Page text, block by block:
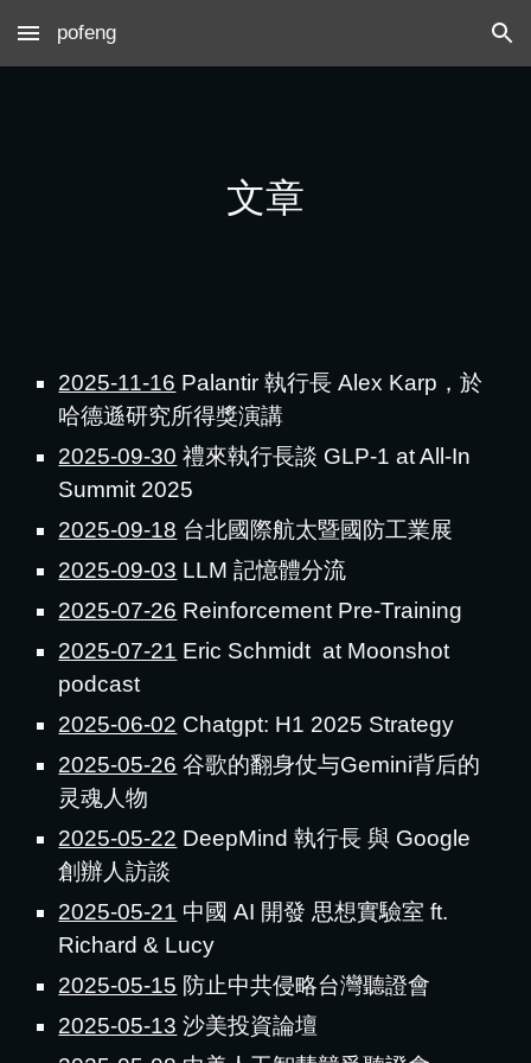
Skip to main content Skip to navigation
pofeng
文章
2025-11-16 Palantir 執行長 Alex Karp，於
哈德遜研究所得獎演講
2025-09-30 禮來執行長談 GLP-1 atAll-In
Summit 2025
2025-09-18 台北國際航太暨國防工業展
2025-09-03 LLM 記憶體分流
2025-07-26 Reinforcement Pre-Training
2025-07-21 Eric Schmidt at Moonshot
podcast
2025-06-02 Chatgpt: H1 2025 Strategy
2025-05-26 谷歌的翻身仗与Gemini背后的
灵魂人物
2025-05-22 DeepMind 執行長 與 Google
創辦人訪談
2025-05-21 中國 AI 開發 思想實驗室 ft.
Richard & Lucy
2025-05-15 防止中共侵略台灣聽證會
2025-05-13 沙美投資論壇